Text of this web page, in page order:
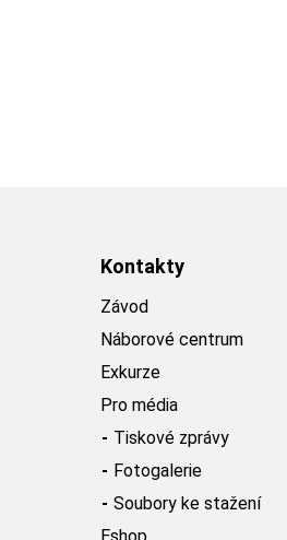
Kontakty
Závod
Náborové centrum
Exkurze
Pro média
Tiskové zprávy
Fotogalerie
Soubory ke stažení